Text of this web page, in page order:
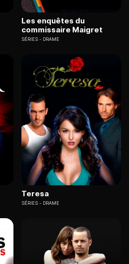
Les enquêtes du
commissaire Maigret
SÉRIES DRAME
Teresa
SÉRIES DRAME